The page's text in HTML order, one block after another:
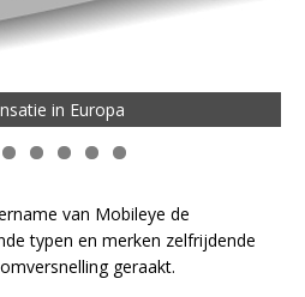
in Europa
van Mobileye de
typen en merken zelfrijdende
geraakt.